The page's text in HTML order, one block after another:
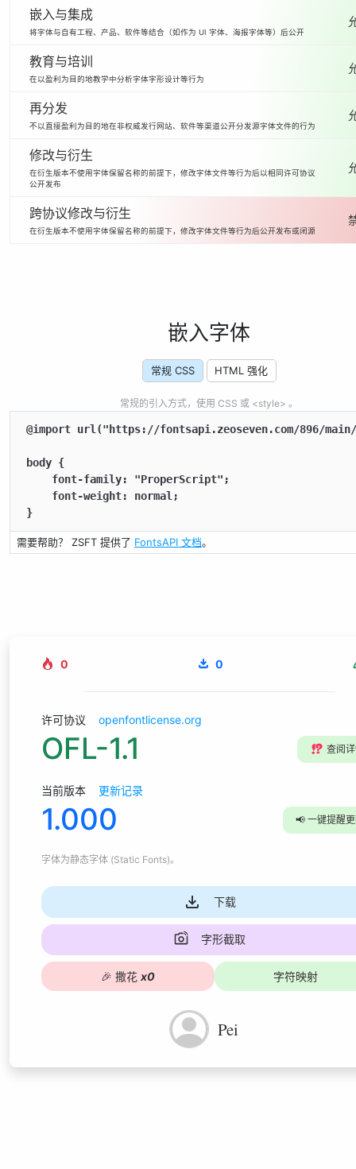
嵌入与集成
将字体与自有工程、产品、软件等结合（如作为 UI 字体、海报字体等）后公开
教育与培训
在以盈利为目的地教学中分析字体字形设计等行为
再分发
不以直接盈利为目的地在非权威发行网站、软件等渠道公开分发源字体文件的行为
修改与衍生
在衍生版本不使用字体保留名称的前提下，修改字体文件等行为后以相同许可协议
公开发布
跨协议修改与衍生
在衍生版本不使用字体保留名称的前提下，修改字体文件等行为后公开发布或闭源
嵌入字体
常规 CSS HTML 强化
常规的引入方式，使用 CSS 或 <style> 。
@import url("https://fontsapi.zeoseven.com/896/
body {
    font-family: "ProperScript";
    font-weight: normal;
}
需要帮助？ ZSFT 提供了 FontsAPI 文档。
0 0
许可协议 openfontlicense.org
OFL-1.1 ⁉️ 查阅
当前版本 更新记录
1.000 📢 一键提醒
字体为静态字体 (Static Fonts)。
下载
字形截取
🎉 撒花 x0 字符映射
Pei